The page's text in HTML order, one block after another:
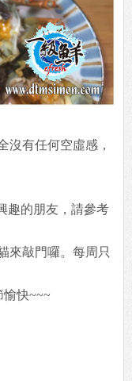
沒有任何空虛感，
趣的朋友，請參考
來敲門囉。每周只
快~~~